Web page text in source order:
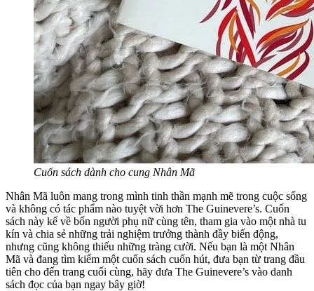
Cuốn sách dành cho cung Nhân Mã
Nhân Mã luôn mang trong mình tinh thần mạnh mẽ trong cuộc sống
và không có tác phẩm nào tuyệt vời hơn The Guinevere’s. Cuốn
sách này kể về bốn người phụ nữ cùng tên, tham gia vào một nhà tu
kín và chia sẻ những trải nghiệm trưởng thành đầy biến động,
nhưng cũng không thiếu những tràng cười. Nếu bạn là một Nhân
Mã và đang tìm kiếm một cuốn sách cuốn hút, đưa bạn từ trang đầu
tiên cho đến trang cuối cùng, hãy đưa The Guinevere’s vào danh
sách đọc của bạn ngay bây giờ!